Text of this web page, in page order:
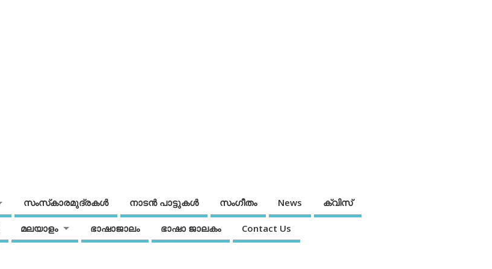
സംസ്‌കാരമുദ്രകള്‍ നാടന്‍ പാട്ടുകള്‍ സംഗീതം News ക്വിസ്
മലയാളം ഭാഷാജാലം ഭാഷാ ജാലകം Contact Us